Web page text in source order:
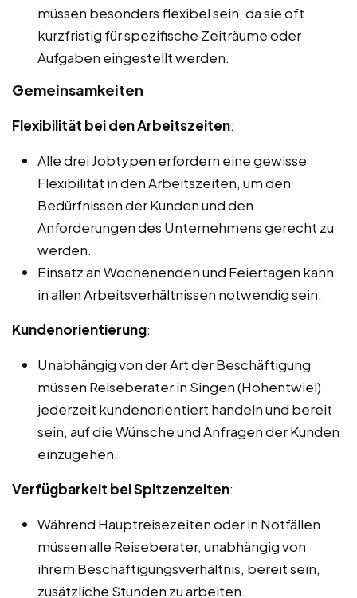
müssen besonders flexibel sein, da sie oft
kurzfristig für spezifische Zeiträume oder
Aufgaben eingestellt werden.
Gemeinsamkeiten
Flexibilität bei den Arbeitszeiten:
Alle drei Jobtypen erfordern eine gewisse
Flexibilität in den Arbeitszeiten, um den
Bedürfnissen der Kunden und den
Anforderungen des Unternehmens gerecht zu
werden.
Einsatz an Wochenenden und Feiertagen kann
in allen Arbeitsverhältnissen notwendig sein.
Kundenorientierung:
Unabhängig von der Art der Beschäftigung
müssen Reiseberater in Singen (Hohentwiel)
jederzeit kundenorientiert handeln und bereit
sein, auf die Wünsche und Anfragen der Kunden
einzugehen.
Verfügbarkeit bei Spitzenzeiten:
Während Hauptreisezeiten oder in Notfällen
müssen alle Reiseberater, unabhängig von
ihrem Beschäftigungsverhältnis, bereit sein,
zusätzliche Stunden zu arbeiten.